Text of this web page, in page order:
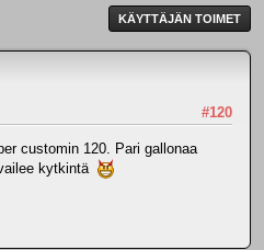
KÄYTTÄJÄN TOIMET
#120
customin 120. Pari gallonaa
kytkintä